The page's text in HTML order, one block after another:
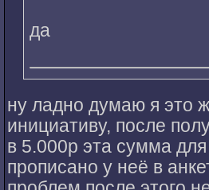
да
ну ладно думаю я это
инициативу, после
в 5.000р эта сумма
прописано у неё в